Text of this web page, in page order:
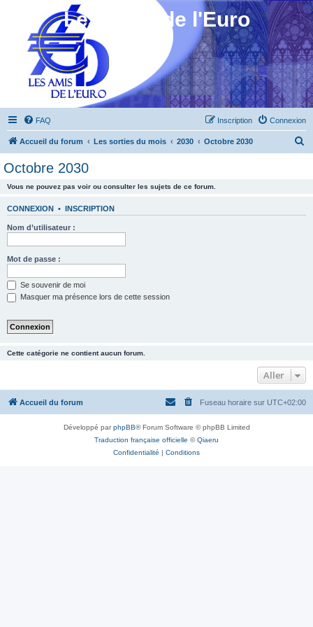
Les Amis de l'Euro
FAQ Connexion
Inscription
Accueil du forum Les sorties du mois 2030 Octobre 2030
Octobre 2030
Vous ne pouvez pas voir ou consulter les sujets de ce forum.
CONNEXION • INSCRIPTION
Nom d’utilisateur :
Mot de passe :
Se souvenir de moi
Masquer ma présence lors de cette session
Cette catégorie ne contient aucun forum.
Aller
Accueil du forum Fuseau horaire sur UTC+02:00
Développé parphpBB® Forum Software © phpBB Limited
Traduction française officielle ©Qiaeru
Confidentialité | Conditions